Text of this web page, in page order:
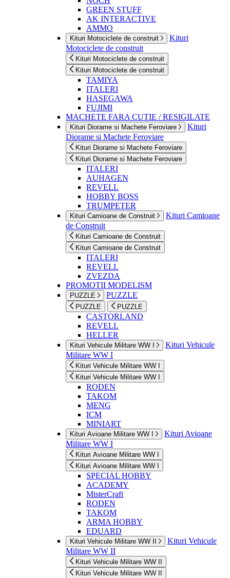
GREEN STUFF
AK INTERACTIVE
AMMO
Kituri Motociclete de construit
Kituri
Motociclete de construit
Kituri Motociclete de construit
Kituri Motociclete de construit
TAMIYA
ITALERI
HASEGAWA
FUJIMI
MACHETE FARA CUTIE / RESIGILATE
Kituri Diorame si Machete Feroviare
Kituri
Diorame si Machete Feroviare
Kituri Diorame si Machete Feroviare
Kituri Diorame si Machete Feroviare
ITALERI
AUHAGEN
REVELL
HOBBY BOSS
TRUMPETER
Kituri Camioane de Construit
Kituri Camioane
de Construit
Kituri Camioane de Construit
Kituri Camioane de Construit
ITALERI
REVELL
ZVEZDA
PROMOTII MODELISM
PUZZLE PUZZLE
PUZZLE PUZZLE
CASTORLAND
REVELL
HELLER
Kituri Vehicule Militare WW I
Kituri Vehicule
Militare WW I
Kituri Vehicule Militare WW I
Kituri Vehicule Militare WW I
RODEN
TAKOM
MENG
ICM
MINIART
Kituri Avioane Militare WW I
Kituri Avioane
Militare WW I
Kituri Avioane Militare WW I
Kituri Avioane Militare WW I
SPECIAL HOBBY
ACADEMY
MisterCraft
RODEN
TAKOM
ARMA HOBBY
EDUARD
Kituri Vehicule Militare WW II
Kituri Vehicule
Militare WW II
Kituri Vehicule Militare WW II
Kituri Vehicule Militare WW II